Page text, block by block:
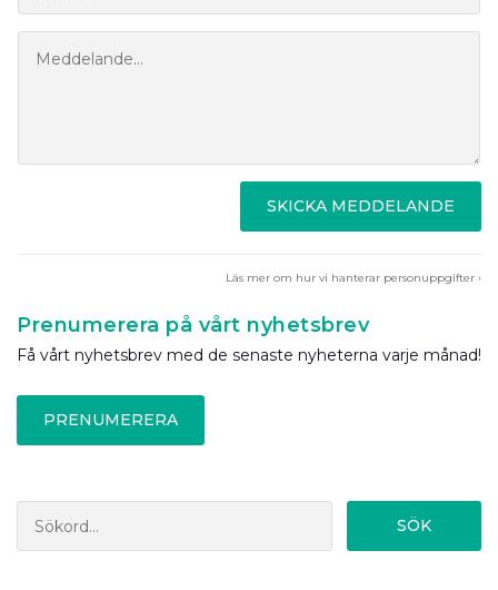
SKICKA MEDDELANDE
Läs mer om hur vi hanterar personuppgifter ›
Prenumerera på vårt nyhetsbrev
Få vårt nyhetsbrev med de senaste nyheterna varje månad!
PRENUMERERA
SÖK